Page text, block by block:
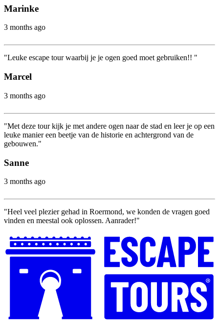
Marinke
3 months ago
"Leuke escape tour waarbij je je ogen goed moet gebruiken!! "
Marcel
3 months ago
"Met deze tour kijk je met andere ogen naar de stad en leer je op een
leuke manier een beetje van de historie en achtergrond van de
gebouwen."
Sanne
3 months ago
"Heel veel plezier gehad in Roermond, we konden de vragen goed
vinden en meestal ook oplossen. Aanrader!"